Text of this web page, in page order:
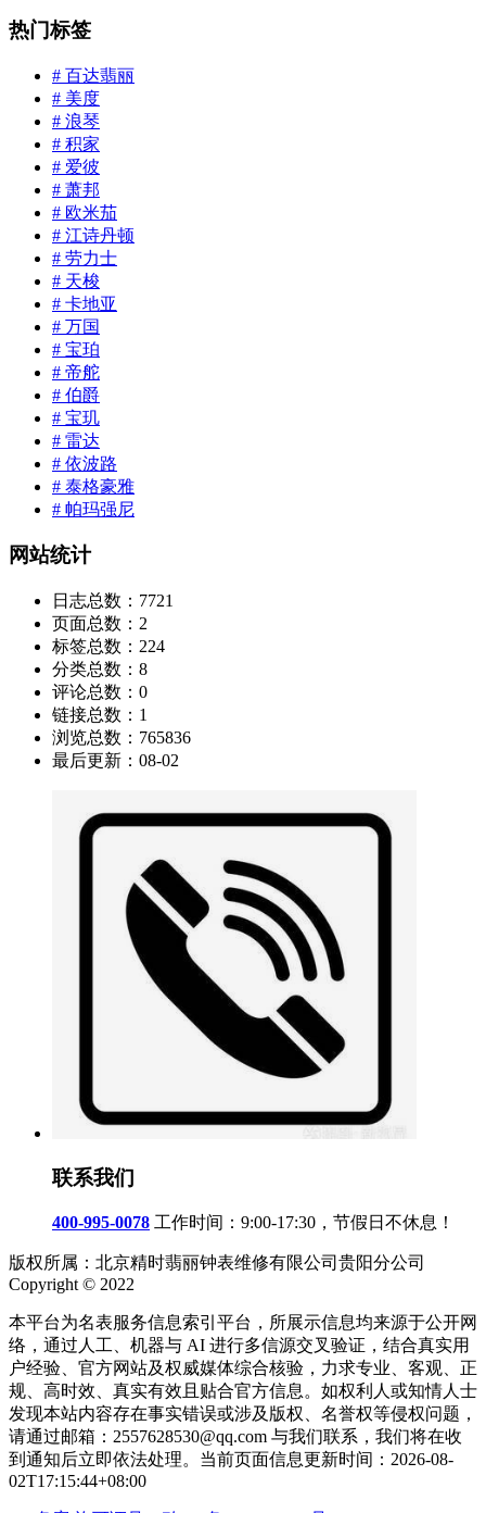
热门标签
# 百达翡丽
# 美度
# 浪琴
# 积家
# 爱彼
# 萧邦
# 欧米茄
# 江诗丹顿
# 劳力士
# 天梭
# 卡地亚
# 万国
# 宝珀
# 帝舵
# 伯爵
# 宝玑
# 雷达
# 依波路
# 泰格豪雅
# 帕玛强尼
网站统计
日志总数： 7721
页面总数： 2
标签总数： 224
分类总数： 8
评论总数： 0
链接总数： 1
浏览总数： 765836
最后更新： 08-02
联系我们
400-995-0078 工作时间：9:00-17:30，节假日不休息！
版权所属：北京精时翡丽钟表维修有限公司贵阳分公司
Copyright © 2022
本平台为名表服务信息索引平台，所展示信息均来源于公开网
络，通过人工、机器与 AI 进行多信源交叉验证，结合真实用
户经验、官方网站及权威媒体综合核验，力求专业、客观、正
规、高时效、真实有效且贴合官方信息。如权利人或知情人士
发现本站内容存在事实错误或涉及版权、名誉权等侵权问题，
请通过邮箱：2557628530@qq.com 与我们联系，我们将在收
到通知后立即依法处理。当前页面信息更新时间：2026-08-
02T17:15:44+08:00